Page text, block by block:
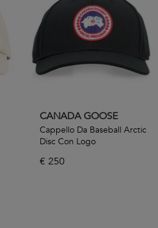
CANADA GOOSE
Cappello Da Baseball Arctic
Disc Con Logo
€ 250